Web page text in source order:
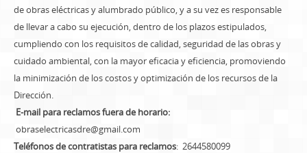
de obras eléctricas y alumbrado público, y a su vez es responsable
de llevar a cabo su ejecución, dentro de los plazos estipulados,
cumpliendo con los requisitos de calidad, seguridad de las obras y
cuidado ambiental, con la mayor eficacia y eficiencia, promoviendo
la minimización de los costos y optimización de los recursos de la
Dirección.
E-mail para reclamos fuera de horario:
obraselectricasdre@gmail.com
Teléfonos de contratistas para reclamos: 2644580099